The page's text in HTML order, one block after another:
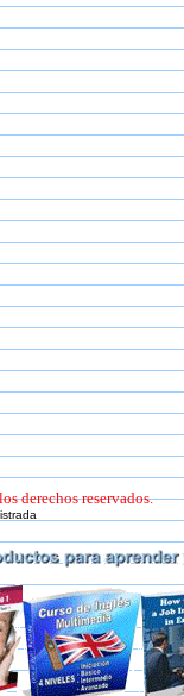
derechos reservados.